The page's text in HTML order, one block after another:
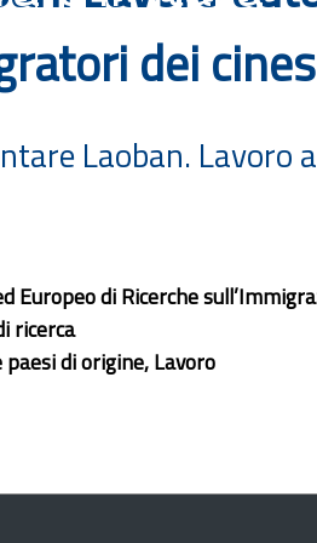
dei
Laoban.
Europeo di Ricerche
ricerca
di origine, Lavoro